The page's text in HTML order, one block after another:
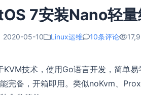
7安装Nano轻
2020-05-10 Linux运维 10条评论
KVM技术，使用Go语言开发，简单
完备，开箱即用。类似noKvm、